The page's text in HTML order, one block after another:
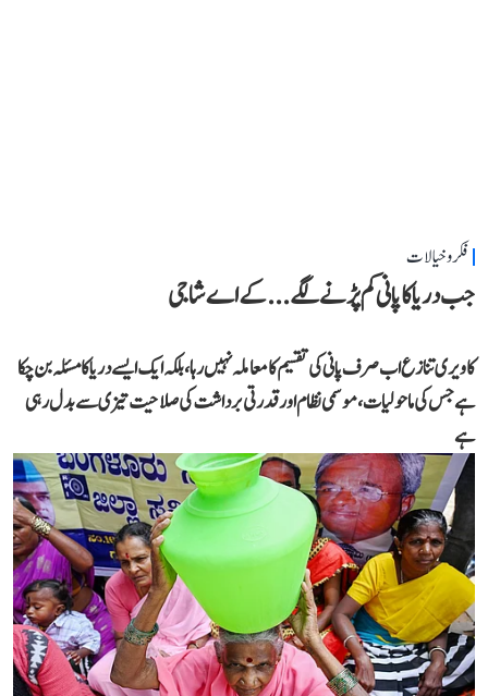
فکر و خیالات
جب دریا کا پانی کم پڑنے لگے...کے اے شاجی
کاویری تنازع اب صرف پانی کی تقسیم کا معاملہ نہیں رہا، بلکہ ایک ایسے دریا کا مسئلہ بن چکا
ہے جس کی ماحولیات، موسمی نظام اور قدرتی برداشت کی صلاحیت تیزی سے بدل رہی
ہے